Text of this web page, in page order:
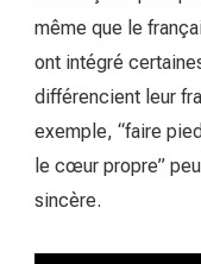
même que le
ont intégré
différencient leur
exemple, “faire
le cœur propre”
sincère.